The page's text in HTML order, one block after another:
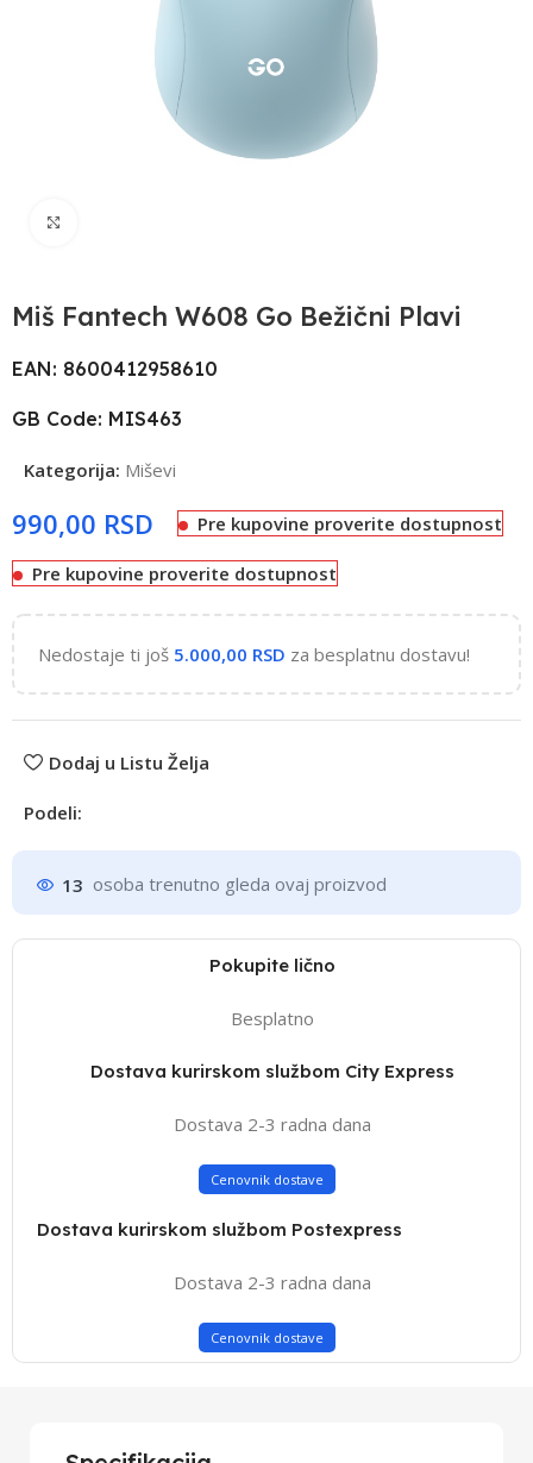
Miš Fantech W608 Go Bežični Plavi
EAN: 8600412958610
GB Code: MIS463
Kategorija: Miševi
RSD Pre kupovine proverite dostupnost
Pre kupovine proverite dostupnost
Nedostaje ti još 5.000,00 RSD za besplatnu dostavu!
Dodaj u Listu Želja
Podeli:
13 osoba trenutno gleda ovaj proizvod
Pokupite lično
Besplatno
Dostava kurirskom službom City Express
Dostava 2-3 radna dana
Cenovnik dostave
Dostava kurirskom službom Postexpress
Dostava 2-3 radna dana
Cenovnik dostave